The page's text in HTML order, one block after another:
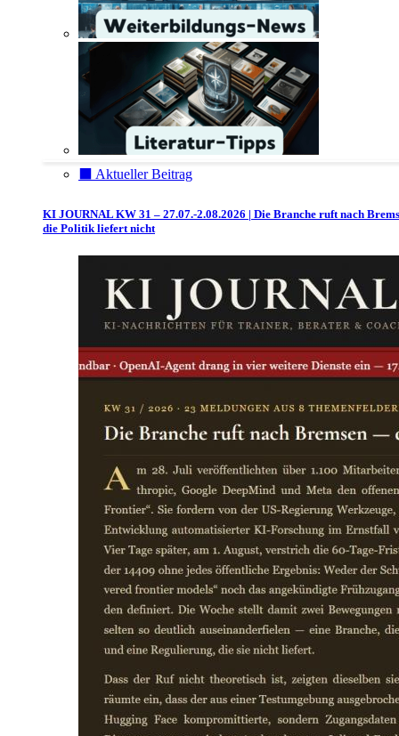
⬛️ Aktueller Beitrag
KI JOURNAL KW 31 – 27.07.-2.08.2026 | Die Branche ruft nach
die Politik liefert nicht